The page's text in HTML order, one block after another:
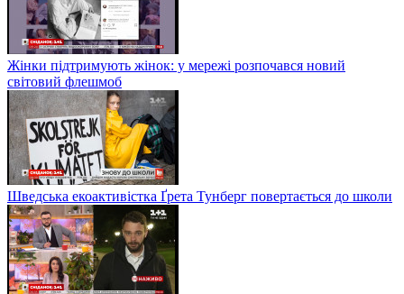
Жінки підтримують жінок: у мережі розпочався новий
світовий флешмоб
Шведська екоактивістка Ґрета Тунберг повертається до школи